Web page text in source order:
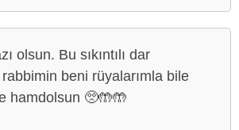
olsun. Bu sıkıntılı dar
beni rüyalarımla bile
hamdolsun 🥺🤲🤲